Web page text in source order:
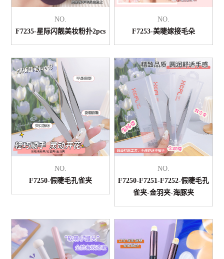
NO.
F7235-星际闪靓美妆粉扑2pcs
NO.
F7253-美睫嫁接毛朵
NO.
F7250-假睫毛孔雀夹
NO.
F7250-F7251-F7252-假睫毛孔
雀夹-金羽夹-海豚夹